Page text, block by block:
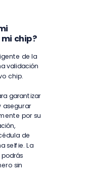
chip?
de la
validación
chip.
garantizar
asegurar
por su
de
selfie. La
sin